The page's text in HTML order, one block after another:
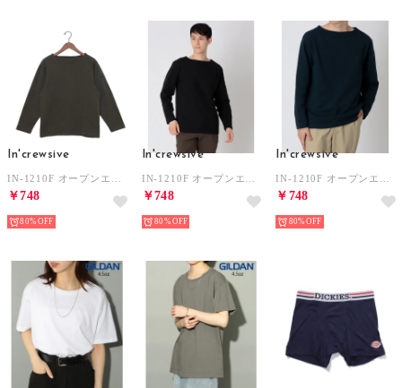
In'crewsive
￥748
80%
In'crewsive
￥748
80%
In'crewsive
￥748
80%